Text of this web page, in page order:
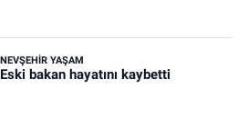
NEVŞEHIR YAŞAM
Eski bakan hayatını kaybetti